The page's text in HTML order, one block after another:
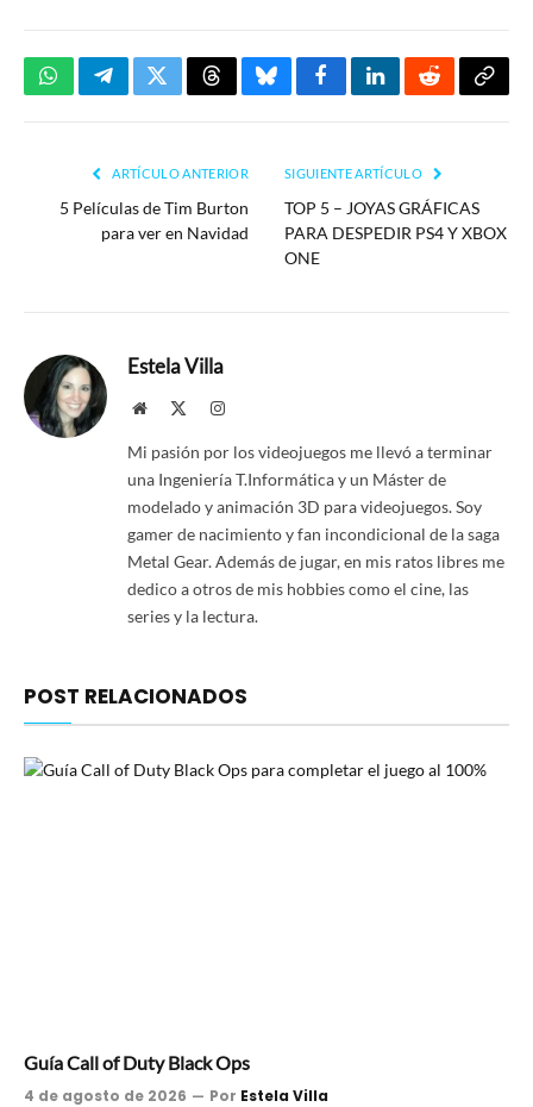
WhatsAppTelegramTwitterThreadsBlueskyFacebookLinkedInReddit
ARTÍCULO ANTERIOR
5 Películas de Tim Burton
para ver en Navidad
SIGUIENTE ARTÍCULO
TOP 5 – JOYAS GRÁFICAS
PARA DESPEDIR PS4 Y XBOX
ONE
Estela Villa
Website Instagram
Mi pasión por los videojuegos me llevó a terminar
una Ingeniería T.Informática y un Máster de
modelado y animación 3D para videojuegos. Soy
gamer de nacimiento y fan incondicional de la saga
Metal Gear. Además de jugar, en mis ratos libres me
dedico a otros de mis hobbies como el cine, las
series y la lectura.
POST RELACIONADOS
Guía Call of Duty Black Ops
4 de agosto de 2026 Por Estela Villa